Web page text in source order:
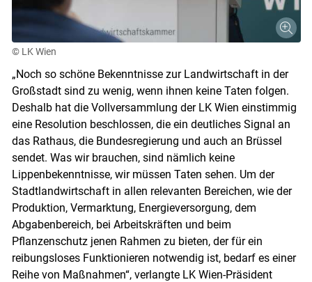
© LK Wien
„Noch so schöne Bekenntnisse zur Landwirtschaft in der
Großstadt sind zu wenig, wenn ihnen keine Taten folgen.
Deshalb hat die Vollversammlung der LK Wien einstimmig
eine Resolution beschlossen, die ein deutliches Signal an
das Rathaus, die Bundesregierung und auch an Brüssel
sendet. Was wir brauchen, sind nämlich keine
Lippenbekenntnisse, wir müssen Taten sehen. Um der
Stadtlandwirtschaft in allen relevanten Bereichen, wie der
Produktion, Vermarktung, Energieversorgung, dem
Abgabenbereich, bei Arbeitskräften und beim
Pflanzenschutz jenen Rahmen zu bieten, der für ein
reibungsloses Funktionieren notwendig ist, bedarf es einer
Reihe von Maßnahmen“, verlangte LK Wien-Präsident